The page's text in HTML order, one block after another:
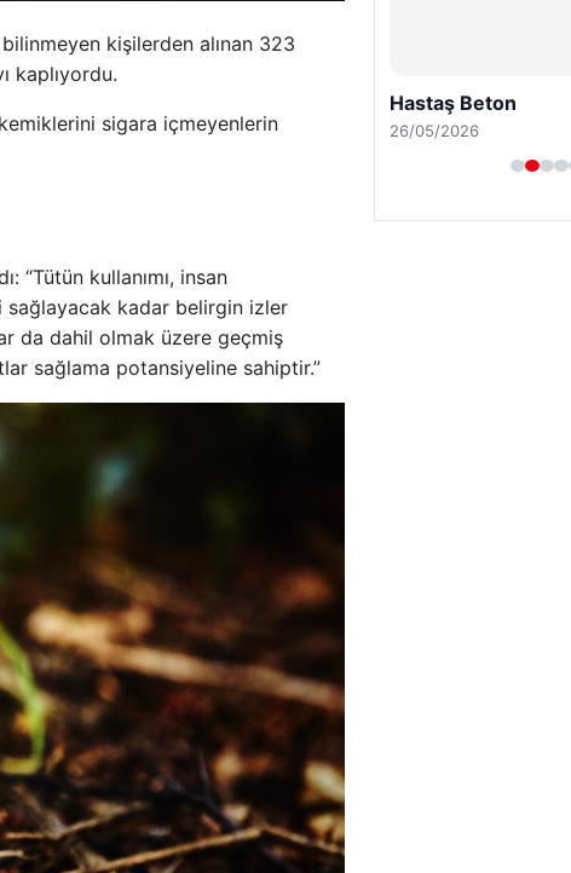
kişilerden alınan 323
kaplıyordu.
sigara içmeyenlerin
“Tütün kullanımı, insan
sağlayacak kadar belirgin izler
da dahil olmak üzere geçmiş
sağlama potansiyeline sahiptir.”
Hastaş Beton
26/05/2026